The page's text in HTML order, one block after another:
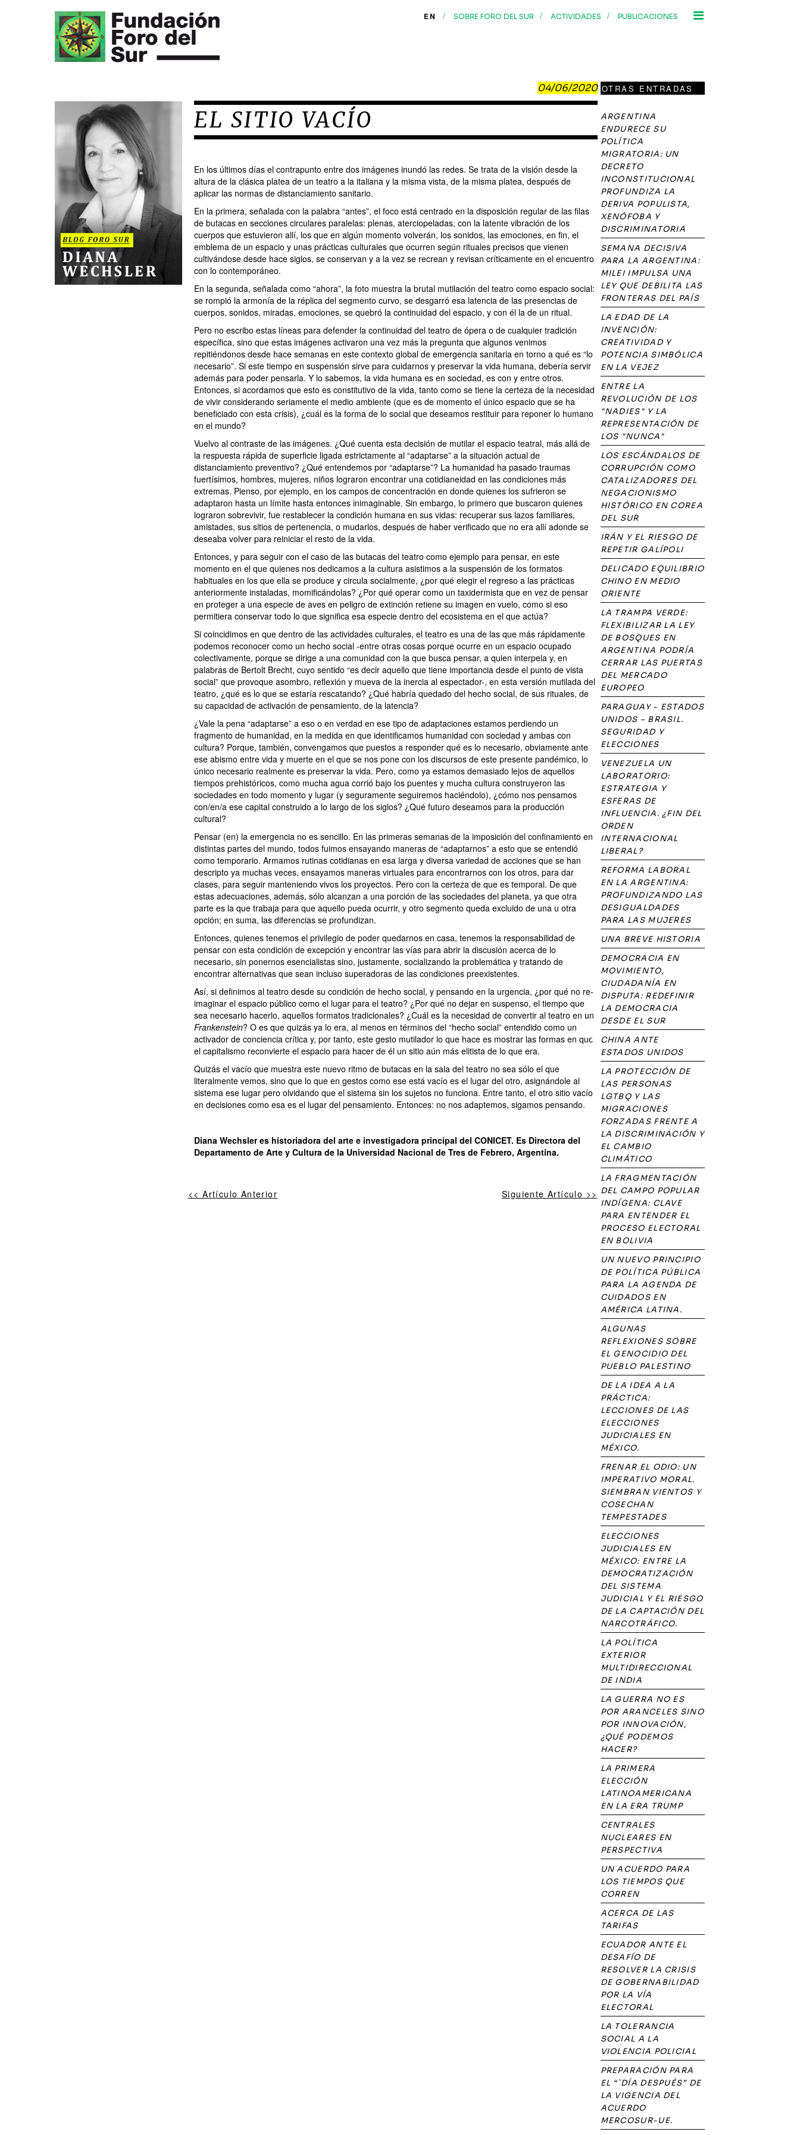
EN / SOBRE FORO DEL SUR / ACTIVIDADES / PUBLICACIONES
04/06/2020
EL SITIO VACÍO
En los últimos días el contrapunto entre dos imágenes inundó las redes. Se trata de la visión desde la
altura de la clásica platea de un teatro a la italiana y la misma vista, de la misma platea, después de
aplicar las normas de distanciamiento sanitario.
En la primera, señalada con la palabra “antes”, el foco está centrado en la disposición regular de las filas
de butacas en secciones circulares paralelas: plenas, aterciopeladas, con la latente vibración de los
cuerpos que estuvieron allí, los que en algún momento volverán, los sonidos, las emociones, en fin, el
emblema de un espacio y unas prácticas culturales que ocurren según rituales precisos que vienen
cultivándose desde hace siglos, se conservan y a la vez se recrean y revisan críticamente en el encuentro
con lo contemporáneo.
En la segunda, señalada como “ahora”, la foto muestra la brutal mutilación del teatro como espacio social:
se rompió la armonía de la réplica del segmento curvo, se desgarró esa latencia de las presencias de
cuerpos, sonidos, miradas, emociones, se quebró la continuidad del espacio, y con él la de un ritual.
Pero no escribo estas líneas para defender la continuidad del teatro de ópera o de cualquier tradición
específica, sino que estas imágenes activaron una vez más la pregunta que algunos venimos
repitiéndonos desde hace semanas en este contexto global de emergencia sanitaria en torno a qué es “lo
necesario”. Si este tiempo en suspensión sirve para cuidarnos y preservar la vida humana, debería servir
además para poder pensarla. Y lo sabemos, la vida humana es en sociedad, es con y entre otros.
Entonces, si acordamos que esto es constitutivo de la vida, tanto como se tiene la certeza de la necesidad
de vivir considerando seriamente el medio ambiente (que es de momento el único espacio que se ha
beneficiado con esta crisis), ¿cuál es la forma de lo social que deseamos restituir para reponer lo humano
en el mundo?
Vuelvo al contraste de las imágenes. ¿Qué cuenta esta decisión de mutilar el espacio teatral, más allá de
la respuesta rápida de superficie ligada estrictamente al “adaptarse” a la situación actual de
distanciamiento preventivo? ¿Qué entendemos por “adaptarse”? La humanidad ha pasado traumas
fuertísimos, hombres, mujeres, niños lograron encontrar una cotidianeidad en las condiciones más
extremas. Pienso, por ejemplo, en los campos de concentración en donde quienes los sufrieron se
adaptaron hasta un límite hasta entonces inimaginable. Sin embargo, lo primero que buscaron quienes
lograron sobrevivir, fue restablecer la condición humana en sus vidas: recuperar sus lazos familiares,
amistades, sus sitios de pertenencia, o mudarlos, después de haber verificado que no era allí adonde se
deseaba volver para reiniciar el resto de la vida.
Entonces, y para seguir con el caso de las butacas del teatro como ejemplo para pensar, en este
momento en el que quienes nos dedicamos a la cultura asistimos a la suspensión de los formatos
habituales en los que ella se produce y circula socialmente, ¿por qué elegir el regreso a las prácticas
anteriormente instaladas, momificándolas? ¿Por qué operar como un taxidermista que en vez de pensar
en proteger a una especie de aves en peligro de extinción retiene su imagen en vuelo, como si eso
permitiera conservar todo lo que significa esa especie dentro del ecosistema en el que actúa?
Si coincidimos en que dentro de las actividades culturales, el teatro es una de las que más rápidamente
podemos reconocer como un hecho social -entre otras cosas porque ocurre en un espacio ocupado
colectivamente, porque se dirige a una comunidad con la que busca pensar, a quien interpela y, en
palabras de Bertolt Brecht, cuyo sentido “es decir aquello que tiene importancia desde el punto de vista
social” que provoque asombro, reflexión y mueva de la inercia al espectador-, en esta versión mutilada del
teatro, ¿qué es lo que se estaría rescatando? ¿Qué habría quedado del hecho social, de sus rituales, de
su capacidad de activación de pensamiento, de la latencia?
¿Vale la pena “adaptarse” a eso o en verdad en ese tipo de adaptaciones estamos perdiendo un
fragmento de humanidad, en la medida en que identificamos humanidad con sociedad y ambas con
cultura? Porque, también, convengamos que puestos a responder qué es lo necesario, obviamente ante
ese abismo entre vida y muerte en el que se nos pone con los discursos de este presente pandémico, lo
único necesario realmente es preservar la vida. Pero, como ya estamos demasiado lejos de aquellos
tiempos prehistóricos, como mucha agua corrió bajo los puentes y mucha cultura construyeron las
sociedades en todo momento y lugar (y seguramente seguiremos haciéndolo), ¿cómo nos pensamos
con/en/a ese capital construido a lo largo de los siglos? ¿Qué futuro deseamos para la producción
cultural?
Pensar (en) la emergencia no es sencillo. En las primeras semanas de la imposición del confinamiento en
distintas partes del mundo, todos fuimos ensayando maneras de “adaptarnos” a esto que se entendió
como temporario. Armamos rutinas cotidianas en esa larga y diversa variedad de acciones que se han
descripto ya muchas veces, ensayamos maneras virtuales para encontrarnos con los otros, para dar
clases, para seguir manteniendo vivos los proyectos. Pero con la certeza de que es temporal. De que
estas adecuaciones, además, sólo alcanzan a una porción de las sociedades del planeta, ya que otra
parte es la que trabaja para que aquello pueda ocurrir, y otro segmento queda excluido de una u otra
opción; en suma, las diferencias se profundizan.
Entonces, quienes tenemos el privilegio de poder quedarnos en casa, tenemos la responsabilidad de
pensar con esta condición de excepción y encontrar las vías para abrir la discusión acerca de lo
necesario, sin ponernos esencialistas sino, justamente, socializando la problemática y tratando de
encontrar alternativas que sean incluso superadoras de las condiciones preexistentes.
Así, si definimos al teatro desde su condición de hecho social, y pensando en la urgencia, ¿por qué no re-
imaginar el espacio público como el lugar para el teatro? ¿Por qué no dejar en suspenso, el tiempo que
sea necesario hacerlo, aquellos formatos tradicionales? ¿Cuál es la necesidad de convertir al teatro en un
Frankenstein? O es que quizás ya lo era, al menos en términos del “hecho social” entendido como un
activador de conciencia crítica y, por tanto, este gesto mutilador lo que hace es mostrar las formas en que
el capitalismo reconvierte el espacio para hacer de él un sitio aún más elitista de lo que era.
Quizás el vacío que muestra este nuevo ritmo de butacas en la sala del teatro no sea sólo el que
literalmente vemos, sino que lo que en gestos como ese está vacío es el lugar del otro, asignándole al
sistema ese lugar pero olvidando que el sistema sin los sujetos no funciona. Entre tanto, el otro sitio vacío
en decisiones como esa es el lugar del pensamiento. Entonces: no nos adaptemos, sigamos pensando.
Diana Wechsler es historiadora del arte e investigadora principal del CONICET. Es Directora del
Departamento de Arte y Cultura de la Universidad Nacional de Tres de Febrero, Argentina.
<< Artículo Anterior Siguiente Artículo >>
OTRAS ENTRADAS
ARGENTINA
ENDURECE SU
POLÍTICA
MIGRATORIA: UN
DECRETO
INCONSTITUCIONAL
PROFUNDIZA LA
DERIVA POPULISTA,
XENÓFOBA Y
DISCRIMINATORIA
SEMANA DECISIVA
PARA LA ARGENTINA:
MILEI IMPULSA UNA
LEY QUE DEBILITA LAS
FRONTERAS DEL PAÍS
LA EDAD DE LA
INVENCIÓN:
CREATIVIDAD Y
POTENCIA SIMBÓLICA
EN LA VEJEZ
ENTRE LA
REVOLUCIÓN DE LOS
"NADIES" Y LA
REPRESENTACIÓN DE
LOS "NUNCA"
LOS ESCÁNDALOS DE
CORRUPCIÓN COMO
CATALIZADORES DEL
NEGACIONISMO
HISTÓRICO EN COREA
DEL SUR
IRÁN Y EL RIESGO DE
REPETIR GALÍPOLI
DELICADO EQUILIBRIO
CHINO EN MEDIO
ORIENTE
LA TRAMPA VERDE:
FLEXIBILIZAR LA LEY
DE BOSQUES EN
ARGENTINA PODRÍA
CERRAR LAS PUERTAS
DEL MERCADO
EUROPEO
PARAGUAY - ESTADOS
UNIDOS – BRASIL.
SEGURIDAD Y
ELECCIONES
VENEZUELA UN
LABORATORIO:
ESTRATEGIA Y
ESFERAS DE
INFLUENCIA. ¿FIN DEL
ORDEN
INTERNACIONAL
LIBERAL?
REFORMA LABORAL
EN LA ARGENTINA:
PROFUNDIZANDO LAS
DESIGUALDADES
PARA LAS MUJERES
UNA BREVE HISTORIA
DEMOCRACIA EN
MOVIMIENTO,
CIUDADANÍA EN
DISPUTA: REDEFINIR
LA DEMOCRACIA
DESDE EL SUR
CHINA ANTE
ESTADOS UNIDOS
LA PROTECCIÓN DE
LAS PERSONAS
LGTBQ Y LAS
MIGRACIONES
FORZADAS FRENTE A
LA DISCRIMINACIÓN Y
EL CAMBIO
CLIMÁTICO
LA FRAGMENTACIÓN
DEL CAMPO POPULAR
INDÍGENA: CLAVE
PARA ENTENDER EL
PROCESO ELECTORAL
EN BOLIVIA
UN NUEVO PRINCIPIO
DE POLÍTICA PÚBLICA
PARA LA AGENDA DE
CUIDADOS EN
AMÉRICA LATINA.
ALGUNAS
REFLEXIONES SOBRE
EL GENOCIDIO DEL
PUEBLO PALESTINO
DE LA IDEA A LA
PRÁCTICA:
LECCIONES DE LAS
ELECCIONES
JUDICIALES EN
MÉXICO.
FRENAR EL ODIO: UN
IMPERATIVO MORAL.
SIEMBRAN VIENTOS Y
COSECHAN
TEMPESTADES
ELECCIONES
JUDICIALES EN
MÉXICO: ENTRE LA
DEMOCRATIZACIÓN
DEL SISTEMA
JUDICIAL Y EL RIESGO
DE LA CAPTACIÓN DEL
NARCOTRÁFICO.
LA POLÍTICA
EXTERIOR
MULTIDIRECCIONAL
DE INDIA
LA GUERRA NO ES
POR ARANCELES SINO
POR INNOVACIÓN,
¿QUÉ PODEMOS
HACER?
LA PRIMERA
ELECCIÓN
LATINOAMERICANA
EN LA ERA TRUMP
CENTRALES
NUCLEARES EN
PERSPECTIVA
UN ACUERDO PARA
LOS TIEMPOS QUE
CORREN
ACERCA DE LAS
TARIFAS
ECUADOR ANTE EL
DESAFÍO DE
RESOLVER LA CRISIS
DE GOBERNABILIDAD
POR LA VÍA
ELECTORAL
LA TOLERANCIA
SOCIAL A LA
VIOLENCIA POLICIAL
PREPARACIÓN PARA
EL “`DÍA DESPUÉS” DE
LA VIGENCIA DEL
ACUERDO
MERCOSUR-UE.